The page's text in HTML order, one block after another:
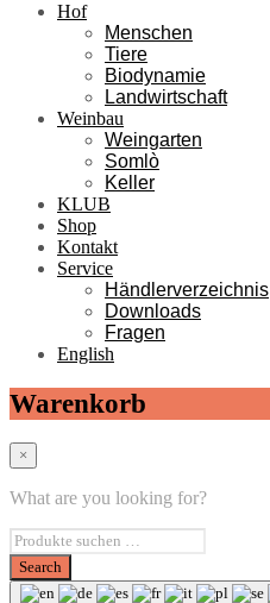
Hof
Menschen
Tiere
Biodynamie
Landwirtschaft
Weinbau
Weingarten
Somlò
Keller
KLUB
Shop
Kontakt
Service
Händlerverzeichnis
Downloads
Fragen
English
Warenkorb
×
What are you looking for?